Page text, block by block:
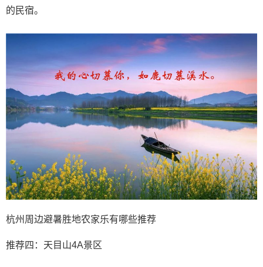
的民宿。
杭州周边避暑胜地农家乐有哪些推荐
推荐四：天目山4A景区